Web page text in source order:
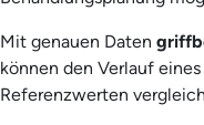
Mit genauen Daten
können den Verlauf
Referenzwerten